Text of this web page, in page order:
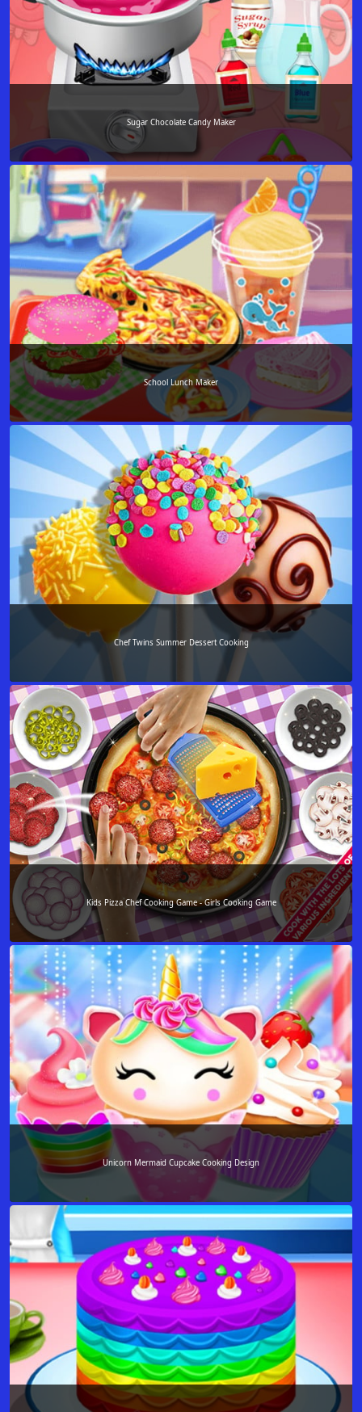
Sugar Chocolate Candy Maker
School Lunch Maker
Chef Twins Summer Dessert Cooking
Kids Pizza Chef Cooking Game - Girls Cooking Game
Unicorn Mermaid Cupcake Cooking Design